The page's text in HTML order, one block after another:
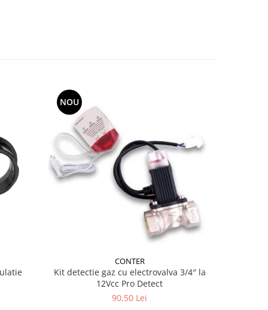
NOU
CONTER
Kit detectie gaz cu electrovalva 3/4″ la
12Vcc Pro Detect
90,50 Lei